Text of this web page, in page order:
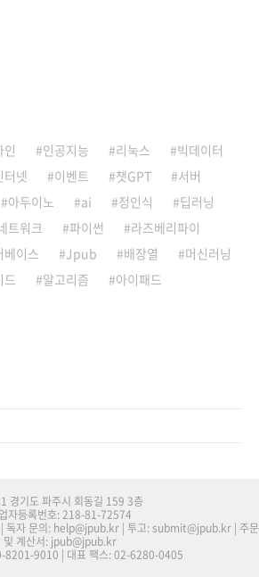
인 인공지능 리눅스
빅데이터
터넷 이벤트 챗GPT
서버
아두이노 ai 정인식
딥러닝
트워크 파이썬
라즈베리파이
베이스 Jpub 배장열
머신러닝
드 알고리즘 아이패드
경기도 파주시 회동길 159 3층
자등록번호: 218-81-72574
자 문의: help@jpub.kr | 투고: submit@jpub.kr | 주문
및 계산서: jpub@jpub.kr
8201-9010 | 대표 팩스: 02-6280-0405